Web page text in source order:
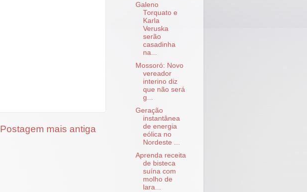
Postagem mais antiga
Galeno
Torquato e
Karla
Veruska
serão
casadinha
na...
Mossoró: Novo
vereador
interino diz
que não será
g...
Geração
instantânea
de energia
eólica no
Nordeste ...
Aprenda receita
de bisteca
suína com
molho de
lara...